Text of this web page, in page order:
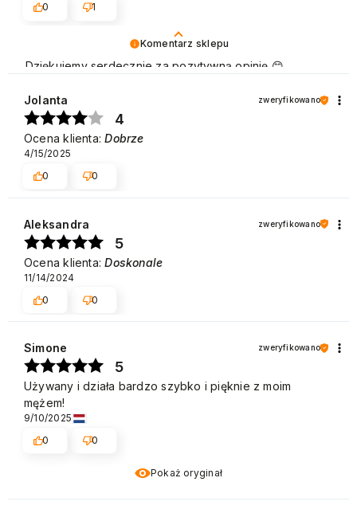
Komentarz sklepu
Dziękujemy serdecznie za pozytywną opinię 😊
oraz usług, aby były na jak najwyższym poziomie.
Pozdrawiamy
0
1
Jolanta zweryfikowano
4
Ocena klienta:Dobrze
4/15/2025
0
0
Aleksandra zweryfikowano
5
Ocena klienta:Doskonale
11/14/2024
0
0
Pokaż oryginał
Simone zweryfikowano
5
Używany i działa bardzo szybko i pięknie z moim
mężem!
9/10/2025
0
0